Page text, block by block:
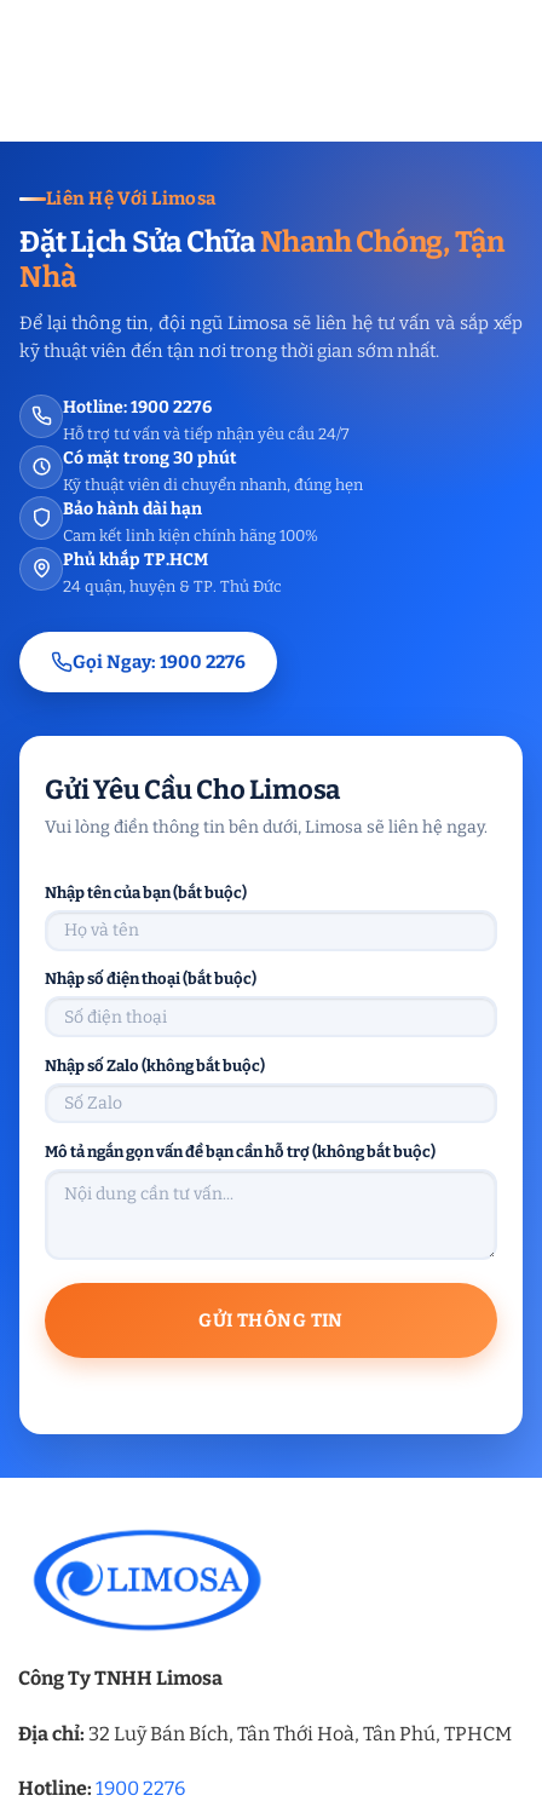
Liên Hệ Với Limosa
Đặt Lịch Sửa ChữaNhanh Chóng, Tận
Nhà
Để lại thông tin, đội ngũ Limosa sẽ liên hệ tư vấn và sắp xếp
kỹ thuật viên đến tận nơi trong thời gian sớm nhất.
Hotline: 1900 2276
Hỗ trợ tư vấn và tiếp nhận yêu cầu 24/7
Có mặt trong 30 phút
Kỹ thuật viên di chuyển nhanh, đúng hẹn
Bảo hành dài hạn
Cam kết linh kiện chính hãng 100%
Phủ khắp TP.HCM
24 quận, huyện & TP. Thủ Đức
Gọi Ngay: 1900 2276
Gửi Yêu Cầu Cho Limosa
Vui lòng điền thông tin bên dưới, Limosa sẽ liên hệ ngay.
Nhập tên của bạn (bắt buộc)
Nhập số điện thoại (bắt buộc)
Nhập số Zalo (không bắt buộc)
Mô tả ngắn gọn vấn đề bạn cần hỗ trợ (không bắt buộc)
Công Ty TNHH Limosa
Địa chỉ: 32 Luỹ Bán Bích, Tân Thới Hoà, Tân Phú, TPHCM
Hotline: 1900 2276